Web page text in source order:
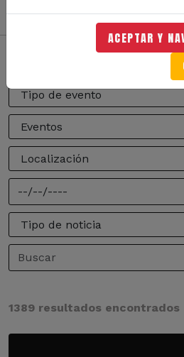
1389 resultados encontrados
ACEPTAR Y